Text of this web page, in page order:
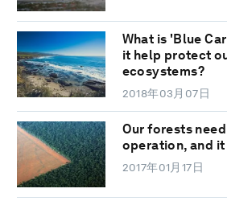
What is 'Blue
it help protect
ecosystems?
2018年03月07日
Our forests
operation, and
2017年01月17日